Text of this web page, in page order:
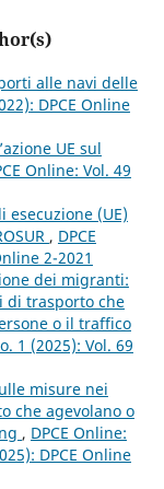
alle navi delle
DPCE Online
UE sul
Online: Vol. 49
(UE)
, DPCE
2-2021
dei migranti:
di trasporto che
o il traffico
1 (2025): Vol. 69
misure nei
che agevolano o
, DPCE Online:
DPCE Online